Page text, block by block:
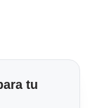
tu